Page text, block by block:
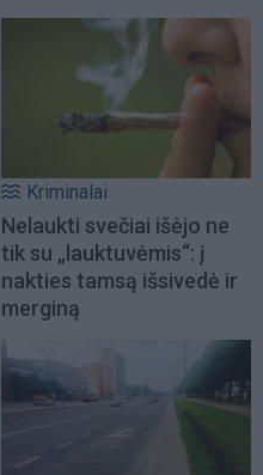
Kriminalai
Nelaukti svečiai išėjo ne
tik su „lauktuvėmis“: į
nakties tamsą išsivedė ir
merginą